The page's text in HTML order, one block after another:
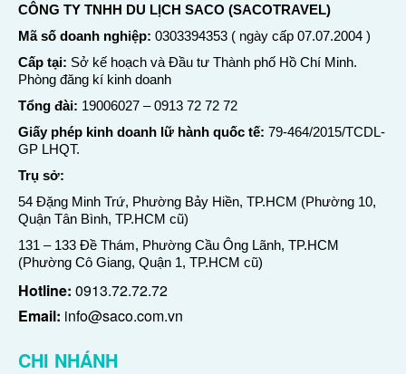
CÔNG TY TNHH DU LỊCH SACO (SACOTRAVEL)
Mã số doanh nghiệp: 0303394353 ( ngày cấp 07.07.2004 )
Cấp tại: Sở kế hoạch và Đầu tư Thành phố Hồ Chí Minh.
Phòng đăng kí kinh doanh
Tổng đài: 19006027 –0913 72 72 72
Giấy phép kinh doanh lữ hành quốc tế: 79-464/2015/TCDL-
GP LHQT.
Trụ sở:
54 Đặng Minh Trứ, Phường Bảy Hiền, TP.HCM (Phường 10,
Quận Tân Bình, TP.HCM cũ)
131 – 133 Đề Thám, Phường Cầu Ông Lãnh, TP.HCM
(Phường Cô Giang, Quận 1, TP.HCM cũ)
Hotline: 0913.72.72.72
Email: info@saco.com.vn
CHI NHÁNH